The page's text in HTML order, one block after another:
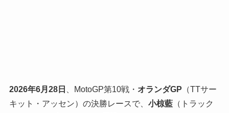
2026年6月28日 、MotoGP第10戦・ オランダGP （TTサー
キット・アッセン）の決勝レースで、 小椋藍（トラック